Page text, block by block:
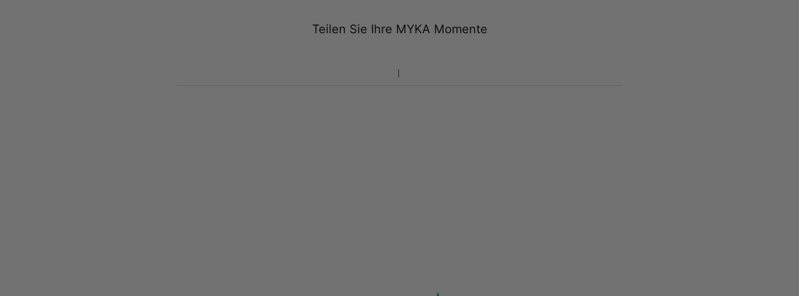
Teilen Sie Ihre MYKA Momente